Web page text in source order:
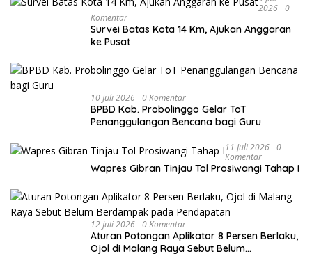
2026 0
Komentar
Survei Batas Kota 14 Km, Ajukan Anggaran
ke Pusat
10 Juli 2026 0 Komentar
BPBD Kab. Probolinggo Gelar ToT
Penanggulangan Bencana bagi Guru
11 Juli 2026 0
Komentar
Wapres Gibran Tinjau Tol Prosiwangi Tahap I
12 Juli 2026 0 Komentar
Aturan Potongan Aplikator 8 Persen Berlaku,
Ojol di Malang Raya Sebut Belum